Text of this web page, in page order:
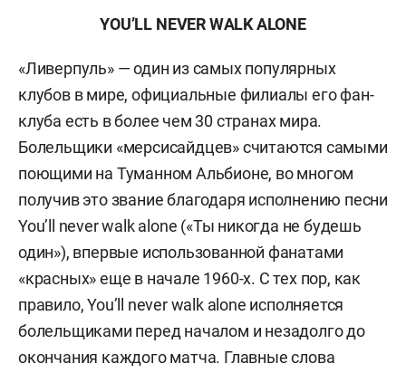
YOU’LL NEVERWALKALONE
«Ливерпуль» — один из самых популярных
клубов в мире, официальные филиалы его фан-
клуба есть в более чем 30 странах мира.
Болельщики «мерсисайдцев» считаются самыми
поющими на Туманном Альбионе, во многом
получив это звание благодаря исполнению песни
You’ll never walk alone («Ты никогда не будешь
один»), впервые использованной фанатами
«красных» еще в начале 1960-х. С тех пор, как
правило, You’ll never walk alone исполняется
болельщиками перед началом и незадолго до
окончания каждого матча. Главные слова